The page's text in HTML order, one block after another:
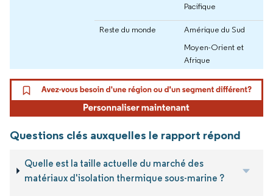
Pacifique
Reste du monde
Amérique du Sud
Moyen-Orient et
Afrique
Questions clés auxquelles le rapport répond
Quelle est la taille actuelle du marché des
matériaux d'isolation thermique sous-marine ?